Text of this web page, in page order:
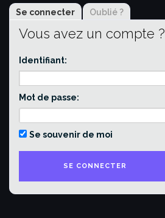
Se connecter Oublié ?
Vous avez un compte ?
Identifiant:
Mot de passe:
Se souvenir de moi